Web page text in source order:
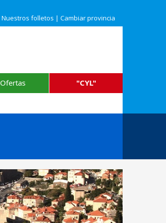
Nuestros folletos | Cambiar provincia
Ofertas "CYL"